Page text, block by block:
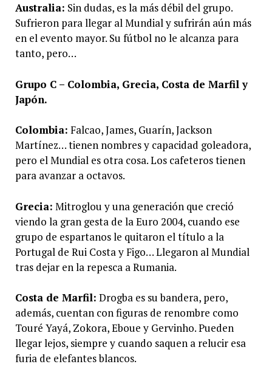
Australia: Sin dudas, es la más débil del grupo.
Sufrieron para llegar al Mundial y sufrirán aún más
en el evento mayor. Su fútbol no le alcanza para
tanto, pero…
Grupo C – Colombia, Grecia, Costa de Marfil y
Japón.
Colombia: Falcao, James, Guarín, Jackson
Martínez… tienen nombres y capacidad goleadora,
pero el Mundial es otra cosa. Los cafeteros tienen
para avanzar a octavos.
Grecia: Mitroglou y una generación que creció
viendo la gran gesta de la Euro 2004, cuando ese
grupo de espartanos le quitaron el título a la
Portugal de Rui Costa y Figo… Llegaron al Mundial
tras dejar en la repesca a Rumania.
Costa de Marfil: Drogba es su bandera, pero,
además, cuentan con figuras de renombre como
Touré Yayá, Zokora, Eboue y Gervinho. Pueden
llegar lejos, siempre y cuando saquen a relucir esa
furia de elefantes blancos.